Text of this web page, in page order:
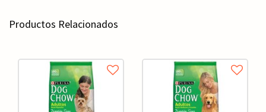
Productos Relacionados